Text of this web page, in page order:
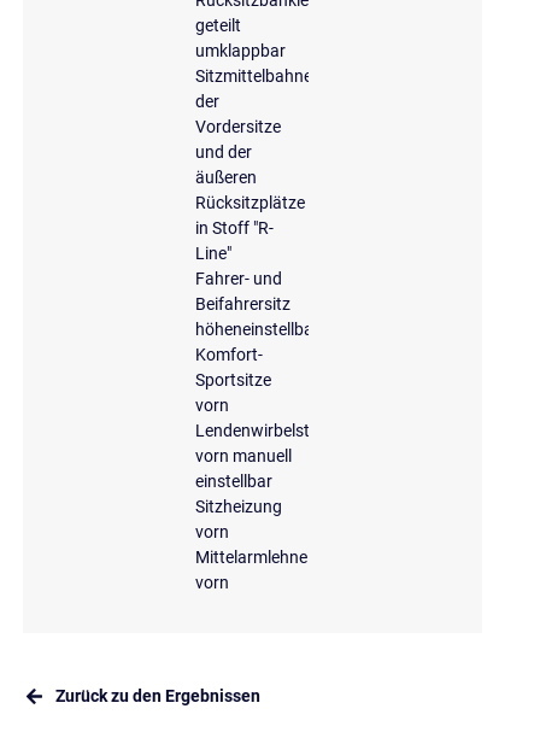
geteilt
umklappbar
Sitzmittelbahnen
der
Vordersitze
und der
äußeren
Rücksitzplätze
in Stoff "R-
Line"
Fahrer- und
Beifahrersitz
höheneinstellbar
Komfort-
Sportsitze
vorn
Lendenwirbelstütze
vorn manuell
einstellbar
Sitzheizung
vorn
Mittelarmlehne
vorn
Zurück zu den Ergebnissen